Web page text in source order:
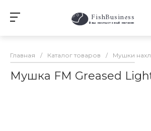
FishBusiness
Ваш нахлыстовый магазин
Главная / Каталог товаров / Мушки
Мушка FM Greased